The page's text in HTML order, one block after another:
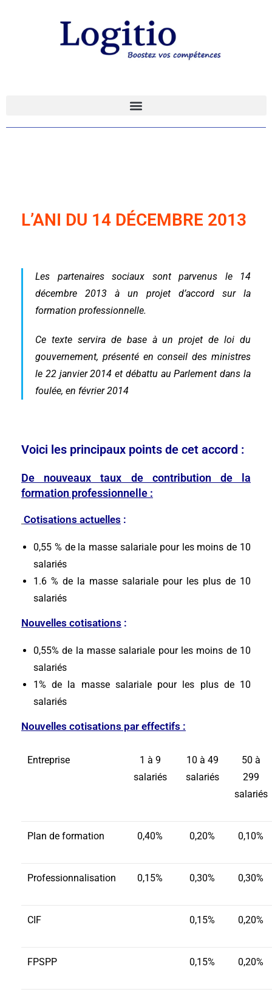
L’ANI DU 14 DÉCEMBRE 2013
Les partenaires sociaux sont parvenus le 14
décembre 2013 à un projet d’accord sur la
formation professionnelle.
Ce texte servira de base à un projet de loi du
gouvernement, présenté en conseil des ministres
le 22 janvier 2014 et débattu au Parlement dans la
foulée, en février 2014
Voici les principaux points de cet accord :
De nouveaux taux de contribution de la
formation professionnelle :
Cotisations actuelles :
0,55 % de la masse salariale pour les moins de 10
salariés
1.6 % de la masse salariale pour les plus de 10
salariés
Nouvelles cotisations :
0,55% de la masse salariale pour les moins de 10
salariés
1% de la masse salariale pour les plus de 10
salariés
Nouvelles cotisations par effectifs :
Entreprise
1 à 9
salariés
10 à 49
salariés
50 à
299
salariés
Plan de formation 0,40% 0,20% 0,10%
Professionnalisation 0,15% 0,30% 0,30%
CIF 0,15% 0,20%
FPSPP 0,15% 0,20%